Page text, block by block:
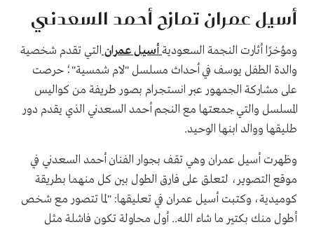
أسيل عمران تمازح أحمد السعدني
ومؤخرًا أثارت النجمة السعوديةأسيل عمران التي تقدم شخصية
والدة الطفل يوسف في أحداث مسلسل "لام شمسية"؛ حرصت
على مشاركة الجمهور عبر انستجرام بصور طريفة من كواليس
المسلسل والتي جمعتها مع النجم أحمد السعدني الذي يقدم دور
طليقها ووالد ابنها الوحيد.
وظهرت أسيل عمران وهي تقف بجوار الفنان أحمد السعدني في
موقع التصوير، لتعلق على فارق الطول بين كل منهما بطريقة
كوميدية، وكتبت أسيل عمران في تعليقها: "لما تتصور مع شخص
أطول منك بكتير ما شاء الله.. أول محاولة تكون فاشلة مثل